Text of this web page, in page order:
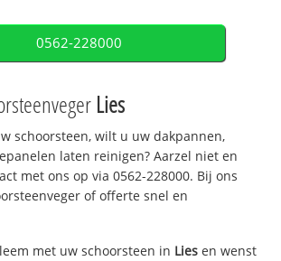
0562-228000
Lies
schoorsteen, wilt u uw dakpannen,
laten reinigen? Aarzel niet en
met ons op via 0562-228000. Bij ons
of offerte snel en
met uw schoorsteen in Lies en wenst